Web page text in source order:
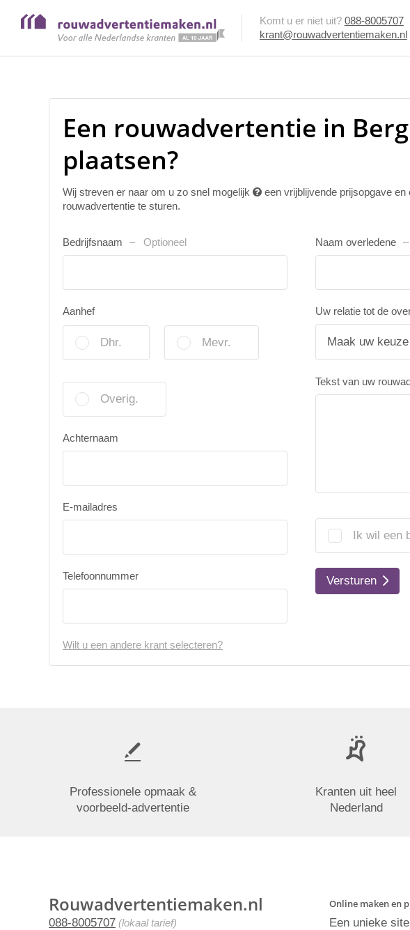
Komt u er niet uit? 088-8005707
krant@rouwadvertentiemaken.nl
Een rouwadvertentie in
plaatsen?
Wij streven er naar om u zo snel mogelijk
een vrijblijvende prijsopgave
rouwadvertentie te sturen.
Bedrijfsnaam Optioneel
Aanhef
Dhr. Mevr.
Overig.
Achternaam
E-mailadres
Telefoonnummer
Naam overledene
Uw relatie tot de
Tekst van uw
Ik wil een
Versturen
Wilt u een andere krant selecteren?
Professionele opmaak &
voorbeeld-advertentie
Kranten uit heel
Nederland
Rouwadvertentiemaken.nl
088-8005707 (lokaal tarief)
Online maken en
Een unieke